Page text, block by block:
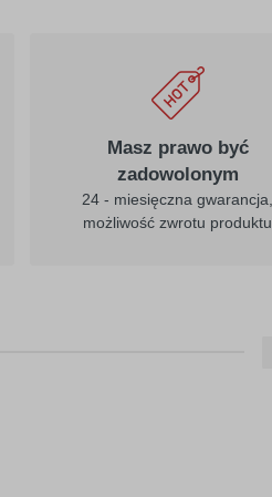
Masz prawo być
zadowolonym
24 - miesięczna gwarancja,
możliwość zwrotu produktu